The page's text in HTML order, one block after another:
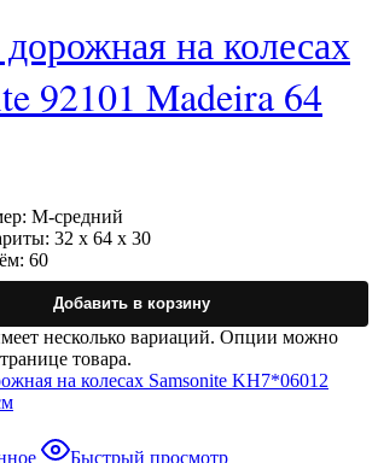
на колесах
92101 Madeira 64
M-средний
32 x 64 x 30
60
Добавить в корзину
несколько вариаций. Опции можно
товара.
Быстрый просмотр